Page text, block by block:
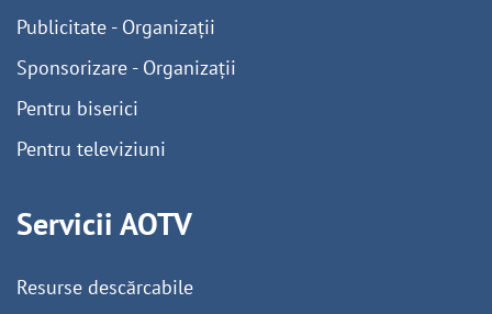
Publicitate - Organizații
Sponsorizare - Organizații
Pentru biserici
Pentru televiziuni
Servicii AOTV
Resurse descărcabile